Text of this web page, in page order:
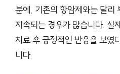
분에, 기존의 항암제와는 달리
지속되는 경우가 많습니다. 실
치료 후 긍정적인 반응을 보였
니다.